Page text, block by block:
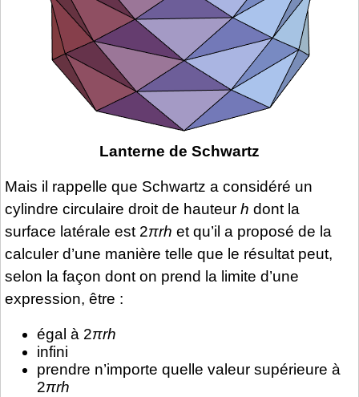
Lanterne de Schwartz
Mais il rappelle que Schwartz a considéré un
cylindre circulaire droit de hauteur h dont la
surface latérale est 2πrh et qu’il a proposé de la
calculer d’une manière telle que le résultat peut,
selon la façon dont on prend la limite d’une
expression, être :
égal à 2πrh
infini
prendre n’importe quelle valeur supérieure à
2πrh